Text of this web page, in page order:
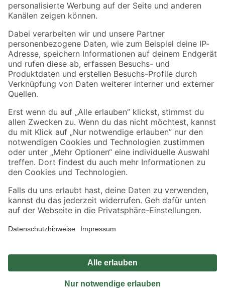
Folge uns
Zahlungsarten Versandarten
Sicher einkaufen
Jetzt die toom-App herunterladen
Alle Preisangaben in EUR inkl. gesetzl. MwSt.. Die dargestellten Angebote sind unter
Umständen nicht in allen Märkten verfügbar. Die angegebenen Verfügbarkeiten beziehen
Produkte nur solange der Vorrat reicht.
*Paketversand ab 59 € versandkostenfrei, gilt nicht für Artikel mit Speditionsversand, hier
Privatsphäre Impressum
Nutzungsbedingungen
Widerrufsrecht
Vertrag widerrufen